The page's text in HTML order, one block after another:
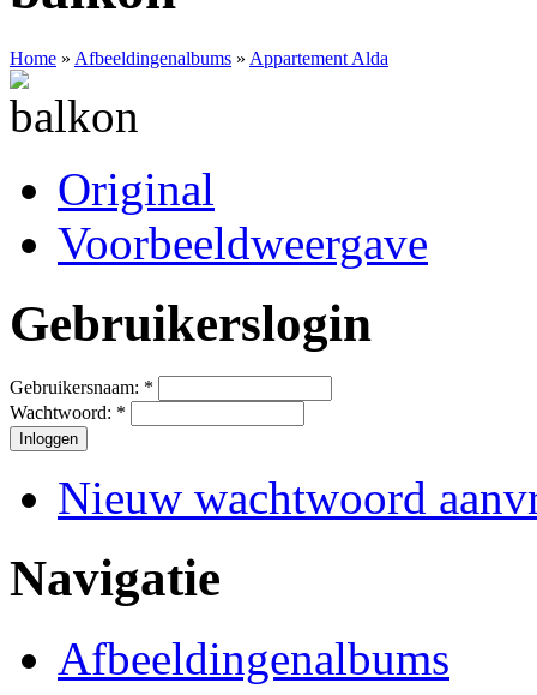
Home » Afbeeldingenalbums » Appartement Alda
Original
Voorbeeldweergave
Gebruikerslogin
Gebruikersnaam: *
Wachtwoord: *
Nieuw wachtwoord
Navigatie
Afbeeldingenalbums